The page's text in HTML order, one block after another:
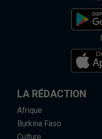
LA RÉDACTION
Afrique
Burkina Faso
Culture